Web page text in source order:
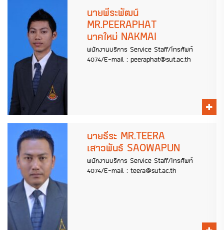
นายพีระพัฒน์
MR.PEERAPHAT
นาคใหม่ NAKMAI
พนักงานบริการ Service Staff/โทรศัพท์
4074/E-mail : peeraphat@sut.ac.th
นายธีระ MR.TEERA
เสาวพันธ์ SAOWAPUN
พนักงานบริการ Service Staff/โทรศัพท์
4074/E-mail : teera@sut.ac.th